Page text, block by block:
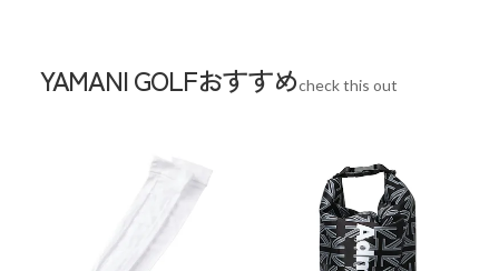
Length 43cm
96cm
YAMANI GOLFおすすめcheck this out